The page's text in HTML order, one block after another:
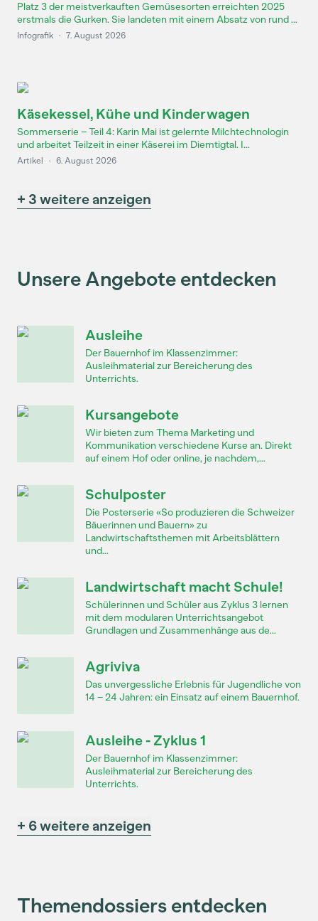
Platz 3 der meistverkauften Gemüsesorten erreichten 2025
erstmals die Gurken. Sie landeten mit einem Absatz von rund ...
Infografik · 7. August 2026
Käsekessel, Kühe und Kinderwagen
Sommerserie – Teil 4: Karin Mai ist gelernte Milchtechnologin
und arbeitet Teilzeit in einer Käserei im Diemtigtal. I...
Artikel · 6. August 2026
+ 3 weitere anzeigen
Unsere Angebote entdecken
Ausleihe
Der Bauernhof im Klassenzimmer:
Ausleihmaterial zur Bereicherung des
Unterrichts.
Kursangebote
Wir bieten zum Thema Marketing und
Kommunikation verschiedene Kurse an. Direkt
auf einem Hof oder online, je nachdem,...
Schulposter
Die Posterserie «So produzieren die Schweizer
Bäuerinnen und Bauern» zu
Landwirtschaftsthemen mit Arbeitsblättern
und...
Landwirtschaft macht Schule!
Schülerinnen und Schüler aus Zyklus 3 lernen
mit dem modularen Unterrichtsangebot
Grundlagen und Zusammenhänge aus de...
Agriviva
Das unvergessliche Erlebnis für Jugendliche von
14 – 24 Jahren: ein Einsatz auf einem Bauernhof.
Ausleihe - Zyklus 1
Der Bauernhof im Klassenzimmer:
Ausleihmaterial zur Bereicherung des
Unterrichts.
+ 6 weitere anzeigen
Themendossiers entdecken